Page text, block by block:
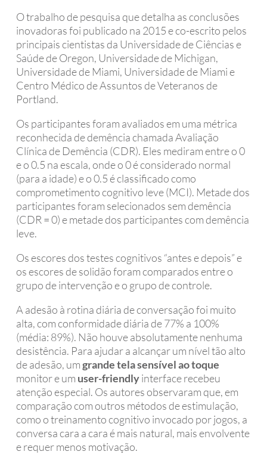
O trabalho de pesquisa que detalha as conclusões
inovadoras foi publicado na 2015 e co-escrito pelos
principais cientistas da Universidade de Ciências e
Saúde de Oregon, Universidade de Michigan,
Universidade de Miami, Universidade de Miami e
Centro Médico de Assuntos de Veteranos de
Portland.
Os participantes foram avaliados em uma métrica
reconhecida de demência chamada Avaliação
Clínica de Demência (CDR). Eles mediram entre o 0
e o 0.5 na escala, onde o 0 é considerado normal
(para a idade) e o 0.5 é classificado como
comprometimento cognitivo leve (MCI). Metade dos
participantes foram selecionados sem demência
(CDR = 0) e metade dos participantes com demência
leve.
Os escores dos testes cognitivos “antes e depois” e
os escores de solidão foram comparados entre o
grupo de intervenção e o grupo de controle.
A adesão à rotina diária de conversação foi muito
alta, com conformidade diária de 77% a 100%
(média: 89%). Não houve absolutamente nenhuma
desistência. Para ajudar a alcançar um nível tão alto
de adesão, umgrande tela sensível ao toque
monitor e um user-friendlyinterface recebeu
atenção especial. Os autores observaram que, em
comparação com outros métodos de estimulação,
como o treinamento cognitivo invocado por jogos, a
conversa cara a cara é mais natural, mais envolvente
e requer menos motivação.